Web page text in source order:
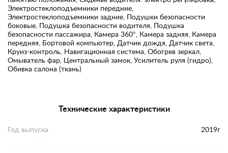
Электростеклоподъемники передние,
Электростеклоподъемники задние, Подушки безопасности
боковые, Подушка безопасности водителя, Подушка
безопасности пассажира, Камера 360°, Камера задняя, Камера
передняя, Бортовой компьютер, Датчик дождя, Датчик света,
Круиз-контроль, Навигационная система, Обогрев зеркал,
Омыватель фар, Центральный замок, Усилитель руля (гидро),
Обивка салона (ткань)
Технические характеристики
Год выпуска 2019г